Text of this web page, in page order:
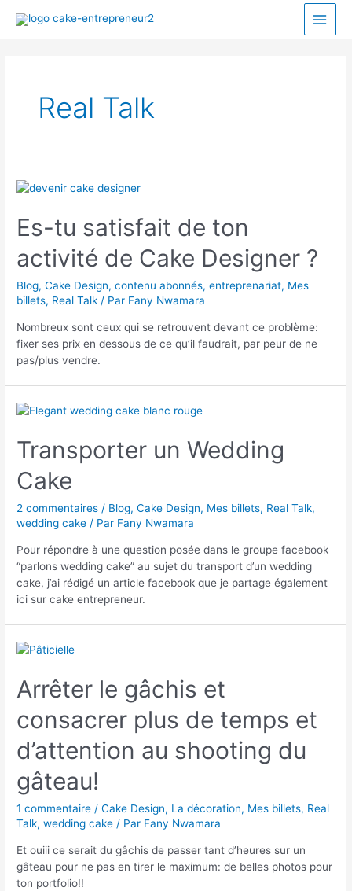
Real Talk
Es-tu satisfait de ton
activité de Cake Designer ?
Blog,Cake Design,contenu abonnés,entreprenariat, Mes
billets, Real Talk / Par Fany Nwamara
Nombreux sont ceux qui se retrouvent devant ce problème:
fixer ses prix en dessous de ce qu’il faudrait, par peur de ne
pas/plus vendre.
Transporter un Wedding
Cake
2 commentaires / Blog,Cake Design, Mes billets, Real Talk,
wedding cake / Par Fany Nwamara
Pour répondre à une question posée dans le groupe facebook
“parlons wedding cake” au sujet du transport d’un wedding
cake, j’ai rédigé un article facebook que je partage également
ici sur cake entrepreneur.
Arrêter le gâchis et
consacrer plus de temps et
d’attention au shooting du
gâteau!
1 commentaire /Cake Design, La décoration, Mes billets, Real
Talk,wedding cake / Par Fany Nwamara
Et ouiii ce serait du gâchis de passer tant d’heures sur un
gâteau pour ne pas en tirer le maximum: de belles photos pour
ton portfolio!!